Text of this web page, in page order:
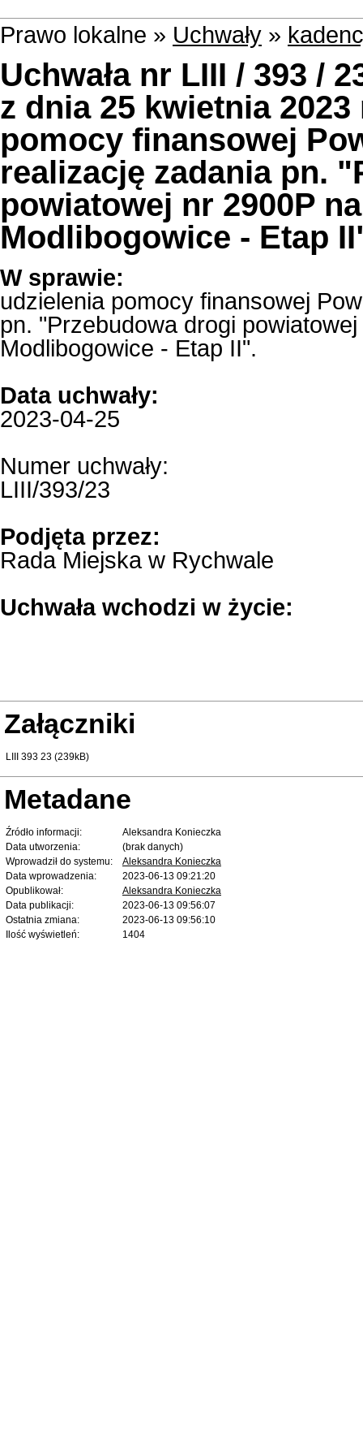
Prawo lokalne » Uchwały »
Uchwała nr LIII / 393 /
z dnia 25 kwietnia
pomocy finansowej
realizację zadania pn.
powiatowej nr 2900P
Modlibogowice - Etap
W sprawie:
udzielenia pomocy finansowej
pn. "Przebudowa drogi
Modlibogowice - Etap II".
Data uchwały:
2023-04-25
Numer uchwały:
LIII/393/23
Podjęta przez:
Rada Miejska w Rychwale
Uchwała wchodzi w życie:
Załączniki
LIII 393 23 (239kB)
Metadane
Źródło informacji:
Aleksandra Konieczka
Data utworzenia:
(brak danych)
Wprowadził do systemu:
Aleksandra Konieczka
Data wprowadzenia:
2023-06-13 09:21:20
Opublikował:
Aleksandra Konieczka
Data publikacji:
2023-06-13 09:56:07
Ostatnia zmiana:
2023-06-13 09:56:10
Ilość wyświetleń:
1404